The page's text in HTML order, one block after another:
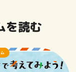
を読む